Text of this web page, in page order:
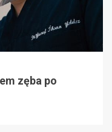
zęba po